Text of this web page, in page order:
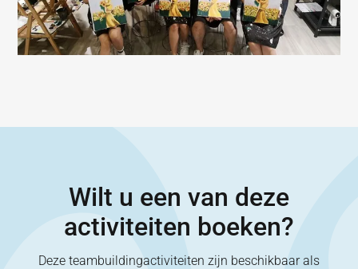
Wilt u een van deze
activiteiten boeken?
Deze teambuildingactiviteiten zijn beschikbaar als